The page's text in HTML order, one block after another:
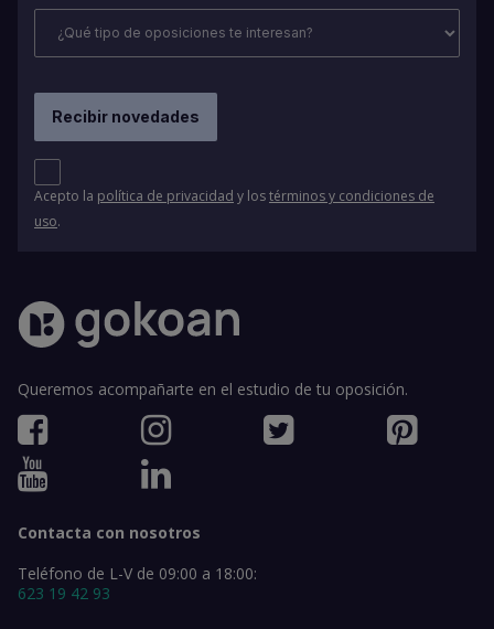
Acepto la política de privacidad y lostérminos y condiciones de
uso.
Queremos acompañarte en el estudio de tu oposición.
Contacta con nosotros
Teléfono de L-V de 09:00 a 18:00:
623 19 42 93